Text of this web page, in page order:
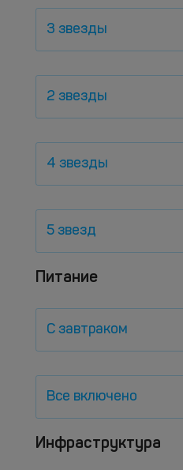
3 звезды
2 звезды
4 звезды
5 звезд
Питание
С завтраком
Все включено
Инфраструктура